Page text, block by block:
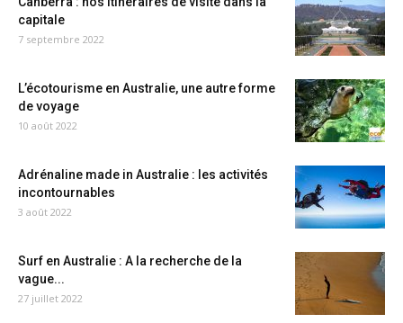
capitale
7 septembre 2022
L’écotourisme en Australie, une autre forme
de voyage
10 août 2022
Adrénaline made in Australie : les activités
incontournables
3 août 2022
Surf en Australie : A la recherche de la
vague...
27 juillet 2022